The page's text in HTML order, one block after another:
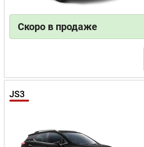
Скоро в продаже
JS3